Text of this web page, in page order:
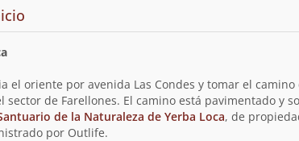
de
la
el oriente por avenida Las Condes y tomar el
de Farellones. El camino está pavimentado y
de la Naturaleza de Yerba Loca, de
por Outlife.